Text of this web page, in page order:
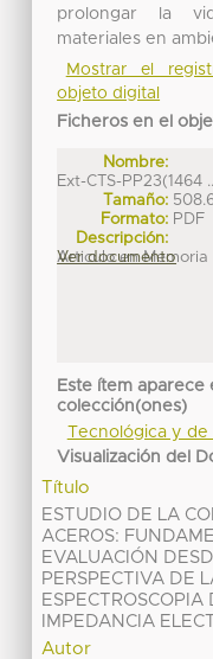
prolongar la
materiales en
Mostrar el
objeto digital
Ficheros en el
Nombre:
Ext-CTS-PP23(1464
Tamaño:
Formato: PDF
Descripción:
Articulo en Memoria
Ver documento
Este ítem aparece
colección(ones)
Tecnológica y de
Visualización del
Título
ESTUDIO DE LA
ACEROS:
EVALUACIÓN
PERSPECTIVA DE
ESPECTROSCOPIA
IMPEDANCIA
Autor